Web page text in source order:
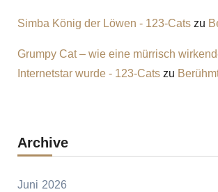
Simba König der Löwen - 123-Catszu
Grumpy Cat – wie eine mürrisch
Internetstar wurde - 123-Catszu
Archive
Juni 2026